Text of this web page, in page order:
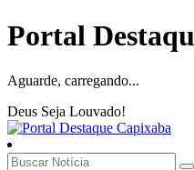
Portal
Aguarde, carregando...
Deus Seja Louvado!